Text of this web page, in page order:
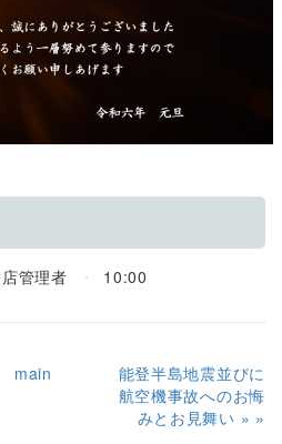
管理者 10:00
main
能登半島地震並びに
航空機事故へのお悔
みとお見舞い »